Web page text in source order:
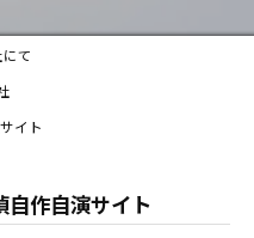
て
イト
自作自演サイト